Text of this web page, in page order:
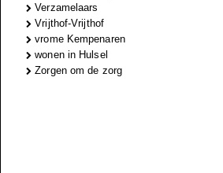
Verzamelaars
Vrijthof-Vrijthof
vrome Kempenaren
wonen in Hulsel
Zorgen om de zorg